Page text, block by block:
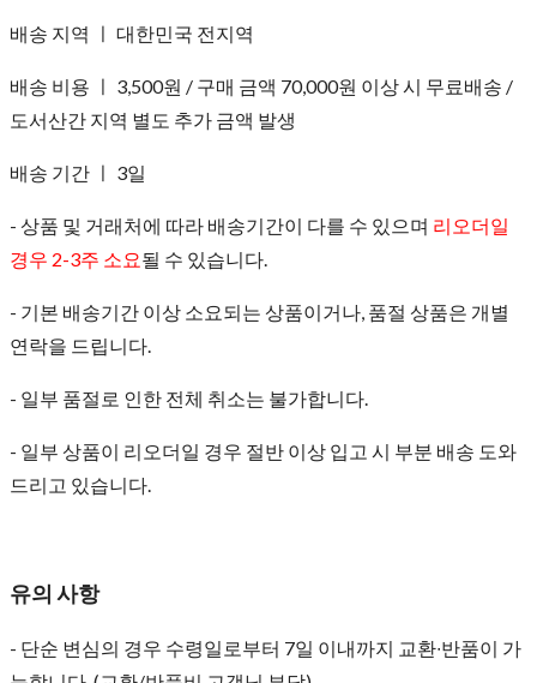
배송 지역 ㅣ 대한민국 전지역
배송 비용 ㅣ 3,500원 / 구매 금액 70,000원 이상 시 무료배송 /
도서산간 지역 별도 추가 금액 발생
배송 기간 ㅣ 3일
- 상품 및 거래처에 따라 배송기간이 다를 수 있으며 리오더일
경우 2-3주 소요될 수 있습니다.
- 기본 배송기간 이상 소요되는 상품이거나, 품절 상품은 개별
연락을 드립니다.
- 일부 품절로 인한 전체 취소는 불가합니다.
- 일부 상품이 리오더일 경우 절반 이상 입고 시 부분 배송 도와
드리고 있습니다.
유의 사항
- 단순 변심의 경우 수령일로부터 7일 이내까지 교환∙반품이 가